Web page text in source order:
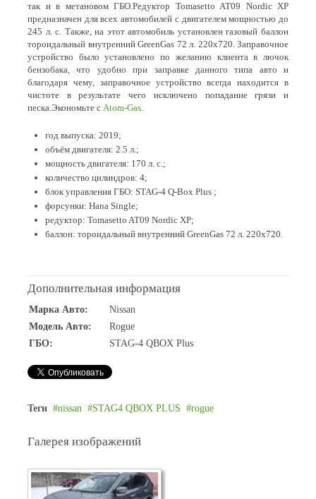
так и в метановом ГБО.Редуктор Tomasetto AT09 Nordic XP
предназначен для всех автомобилей с двигателем мощностью до
245 л. с. Также, на этот автомобиль установлен газовый баллон
тороидальный внутренний GreenGas 72 л. 220х720. Заправочное
устройство было установлено по желанию клиента в лючок
бензобака, что удобно при заправке данного типа авто и
благодаря чему, заправочное устройство всегда находится в
чистоте в результате чего исключено попадание грязи и
песка.Экономьте с Atom-Gas.
год выпуска: 2019;
объём двигателя: 2.5 л.;
мощность двигателя: 170 л. с.;
количество цилиндров: 4;
блок управления ГБО: STAG-4 Q-Box Plus ;
форсунки: Hana Single;
редуктор: Tomasetto AT09 Nordic XP;
баллон: тороидальный внутренний GreenGas 72 л. 220х720.
Дополнительная информация
Марка Авто:
Nissan
Модель Авто:
Rogue
ГБО:
STAG-4 QBOX Plus
Теги nissan STAG4 QBOX PLUS rogue
Галерея изображений